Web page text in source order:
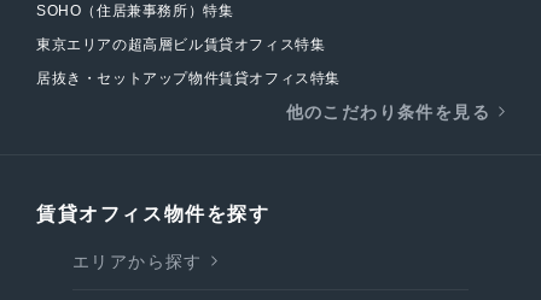
SOHO（住居兼事務所）特集
東京エリアの超高層ビル賃貸オフィス特集
居抜き・セットアップ物件賃貸オフィス特集
他のこだわり条件を見る
賃貸オフィス物件を探す
エリアから探す